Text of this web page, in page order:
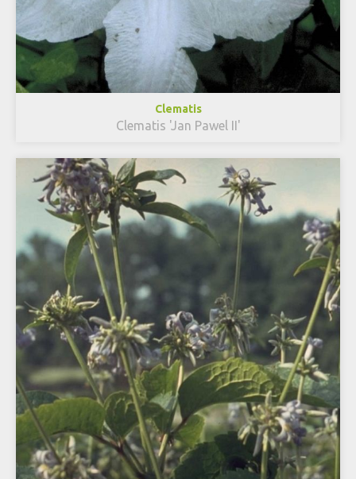
Clematis
Clematis 'Jan Pawel II'